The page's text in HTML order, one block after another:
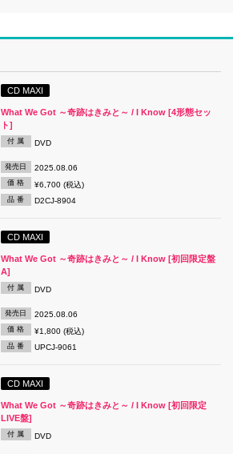
CD MAXI
What We Got ～奇跡はきみと～ / I Know [4形態セッ
ト]
付 属 DVD
発売日 2025.08.06
価 格 ¥6,700 (税込)
品 番 D2CJ-8904
CD MAXI
What We Got ～奇跡はきみと～ / I Know [初回限定盤
A]
付 属 DVD
発売日 2025.08.06
価 格 ¥1,800 (税込)
品 番 UPCJ-9061
CD MAXI
What We Got ～奇跡はきみと～ / I Know [初回限定
LIVE盤]
付 属 DVD